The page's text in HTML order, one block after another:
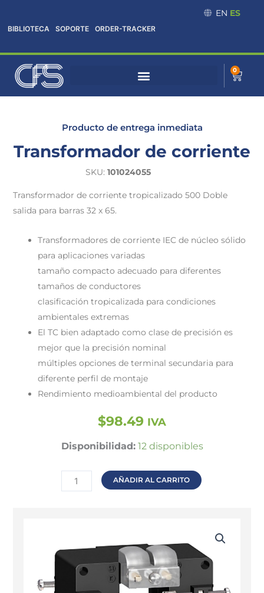
al
contenido
BIBLIOTECA SOPORTE ORDER-TRACKER
EN ES
0
Cart
Producto de entrega inmediata
Transformador de corriente
SKU:101024055
Transformador de corriente tropicalizado 500 Doble
salida para barras 32 x 65.
Transformadores de corriente IEC de núcleo sólido
para aplicaciones variadas
tamaño compacto adecuado para diferentes
tamaños de conductores
clasificación tropicalizada para condiciones
ambientales extremas
El TC bien adaptado como clase de precisión es
mejor que la precisión nominal
múltiples opciones de terminal secundaria para
diferente perfil de montaje
Rendimiento medioambiental del producto
$98.49 IVA
Disponibilidad: 12 disponibles
Transformador
corriente
cantidad
AÑADIR AL CARRITO